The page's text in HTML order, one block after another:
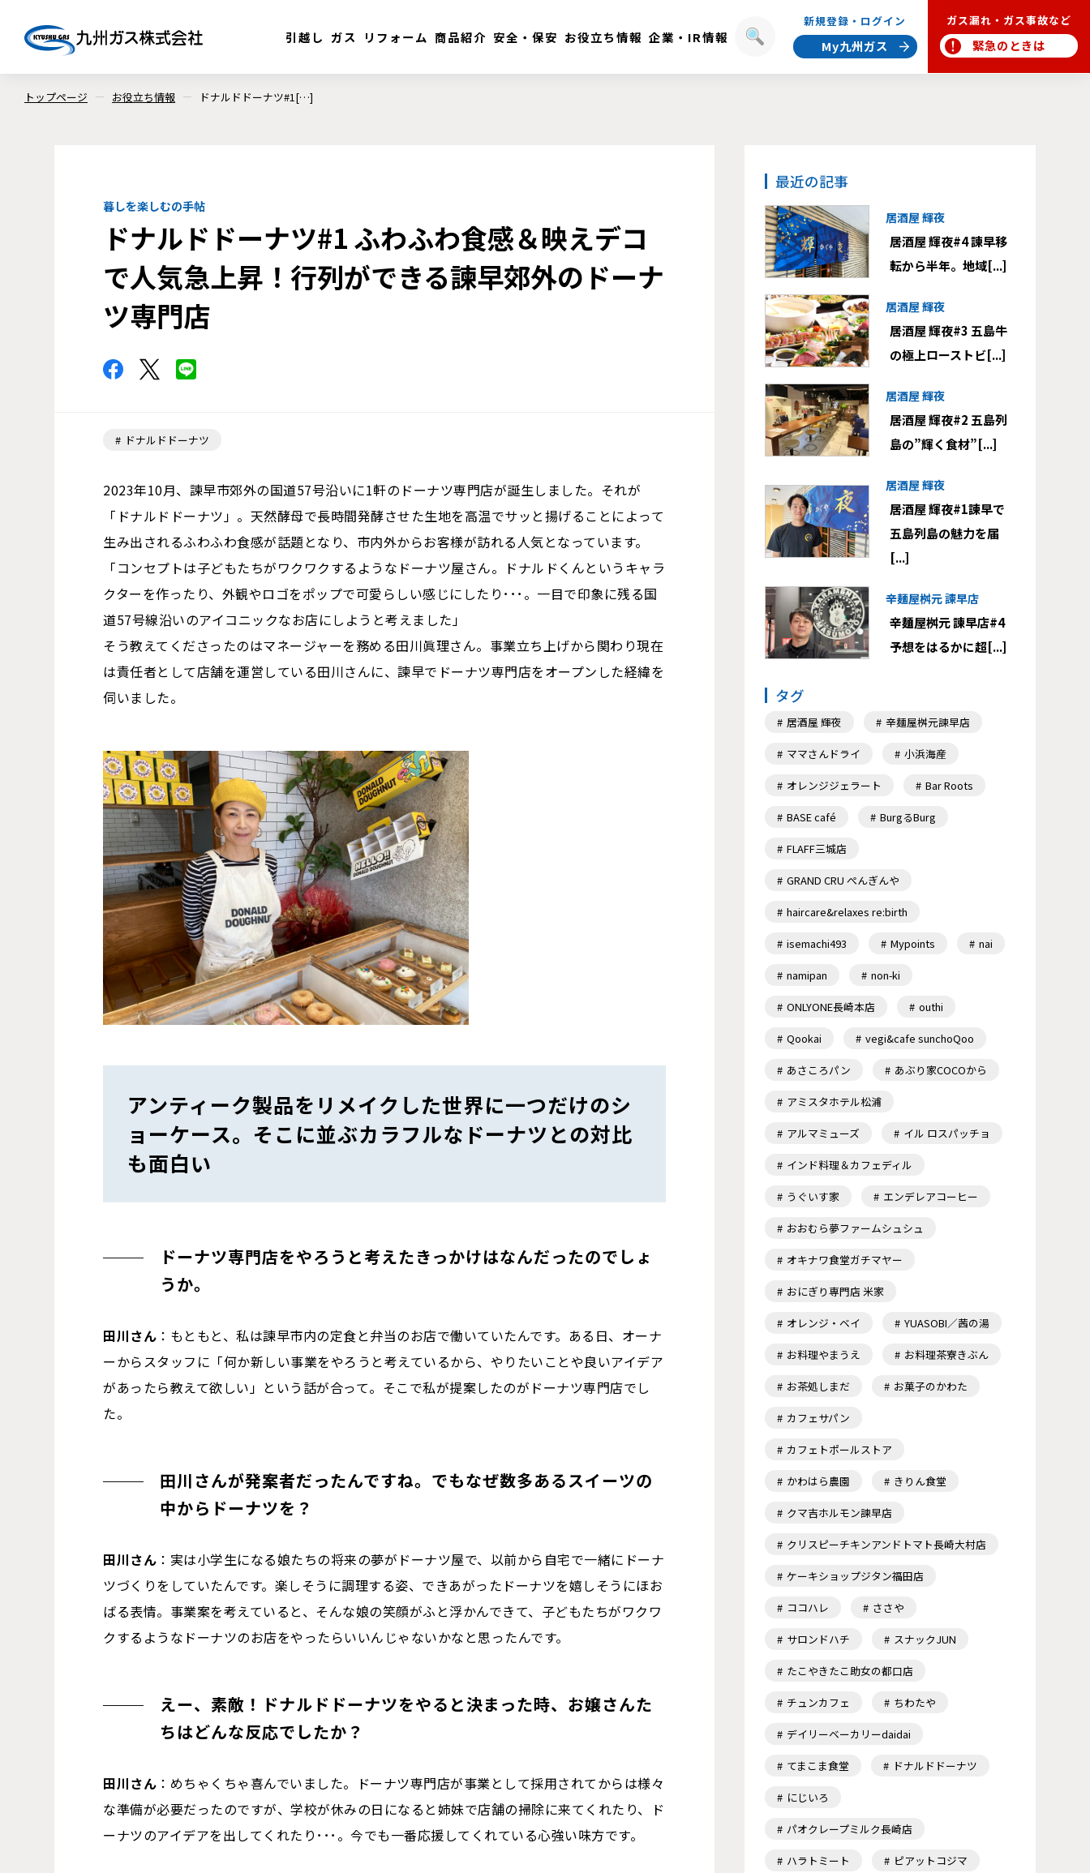
引越し ガス リフォーム 商品紹介 安全・保安 お役立ち情報 企業・IR情報
新規登録・ログイン
My九州ガス
ガス漏れ・ガス事故など
緊急のときは
トップページ お役立ち情報 ドナルドドーナツ#1[…]
暮しを楽しむの手帖
ドナルドドーナツ#1 ふわふわ食感＆映えデコ
で人気急上昇！行列ができる諫早郊外のドーナ
ツ専門店
ドナルドドーナツ
2023年10月、諫早市郊外の国道57号沿いに1軒のドーナツ専門店が誕生しました。それが
「ドナルドドーナツ」。天然酵母で長時間発酵させた生地を高温でサッと揚げることによって
生み出されるふわふわ食感が話題となり、市内外からお客様が訪れる人気となっています。
「コンセプトは子どもたちがワクワクするようなドーナツ屋さん。ドナルドくんというキャラ
クターを作ったり、外観やロゴをポップで可愛らしい感じにしたり･･･。一目で印象に残る国
道57号線沿いのアイコニックなお店にしようと考えました」
そう教えてくださったのはマネージャーを務める田川眞理さん。事業立ち上げから関わり現在
は責任者として店舗を運営している田川さんに、諫早でドーナツ専門店をオープンした経緯を
伺いました。
アンティーク製品をリメイクした世界に一つだけのシ
ョーケース。そこに並ぶカラフルなドーナツとの対比
も面白い
ドーナツ専門店をやろうと考えたきっかけはなんだったのでしょ
うか。
田川さん ：もともと、私は諫早市内の定食と弁当のお店で働いていたんです。ある日、オーナ
ーからスタッフに「何か新しい事業をやろうと考えているから、やりたいことや良いアイデア
があったら教えて欲しい」という話が合って。そこで私が提案したのがドーナツ専門店でし
た。
田川さんが発案者だったんですね。でもなぜ数多あるスイーツの
中からドーナツを？
田川さん ：実は小学生になる娘たちの将来の夢がドーナツ屋で、以前から自宅で一緒にドーナ
ツづくりをしていたんです。楽しそうに調理する姿、できあがったドーナツを嬉しそうにほお
ばる表情。事業案を考えていると、そんな娘の笑顔がふと浮かんできて、子どもたちがワクワ
クするようなドーナツのお店をやったらいいんじゃないかなと思ったんです。
えー、素敵！ドナルドドーナツをやると決まった時、お嬢さんた
ちはどんな反応でしたか？
田川さん ：めちゃくちゃ喜んでいました。ドーナツ専門店が事業として採用されてからは様々
な準備が必要だったのですが、学校が休みの日になると姉妹で店舗の掃除に来てくれたり、ド
ーナツのアイデアを出してくれたり･･･。今でも一番応援してくれている心強い味方です。
最近の記事
居酒屋 輝夜
居酒屋 輝夜#4 諫早移
転から半年。地域[...]
居酒屋 輝夜
居酒屋 輝夜#3 五島牛
の極上ローストビ[...]
居酒屋 輝夜
居酒屋 輝夜#2 五島列
島の”輝く食材”[...]
居酒屋 輝夜
居酒屋 輝夜#1諫早で
五島列島の魅力を届
[...]
辛麺屋桝元 諫早店
辛麺屋桝元 諫早店#4
予想をはるかに超[...]
タグ
居酒屋 輝夜 辛麺屋桝元諫早店
ママさんドライ 小浜海産
オレンジジェラート Bar Roots
BASE café BurgるBurg
FLAFF三城店
GRAND CRU ぺんぎんや
haircare&relaxes re:birth
isemachi493 Mypoints nai
namipan non-ki
ONLYONE長崎本店 outhi
Qookai vegi&cafe sunchoQoo
あさころパン あぶり家COCOから
アミスタホテル松浦
アルマミューズ イル ロスパッチョ
インド料理＆カフェディル
うぐいす家 エンデレアコーヒー
おおむら夢ファームシュシュ
オキナワ食堂ガチマヤー
おにぎり専門店 米家
オレンジ・ベイ YUASOBI／茜の湯
お料理やまうえ お料理茶寮きぶん
お茶処しまだ お菓子のかわた
カフェサパン
カフェトポールストア
かわはら農園 きりん食堂
クマ吉ホルモン諫早店
クリスピーチキンアンドトマト長崎大村店
ケーキショップジタン福田店
ココハレ ささや
サロンドハチ スナックJUN
たこやきたこ助女の都口店
チュンカフェ ちわたや
デイリーベーカリーdaidai
てまこま食堂 ドナルドドーナツ
にじいろ
パオクレープミルク長崎店
ハラトミート ピアットコジマ